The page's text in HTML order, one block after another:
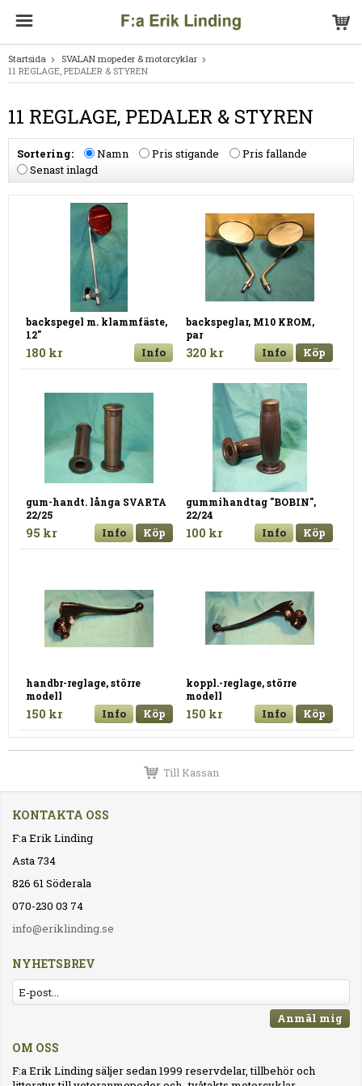
Startsida
SVALAN mopeder & motorcyklar
11 REGLAGE, PEDALER & STYREN
11 REGLAGE, PEDALER & STYREN
Sortering: Namn Pris stigande
Pris fallande
Senast inlagd
backspegel m. klammfäste,
12"
180 kr Info
backspeglar, M10 KROM,
par
320 kr Info Köp
gum-handt. långa SVARTA
22/25
95 kr Info Köp
gummihandtag "BOBIN",
22/24
100 kr Info Köp
handbr-reglage, större
modell
150 kr Info Köp
koppl.-reglage, större
modell
150 kr Info Köp
Till Kassan
KONTAKTA OSS
F:a Erik Linding
Asta 734
826 61 Söderala
070-230 03 74
info@eriklinding.se
NYHETSBREV
Anmäl mig
OM OSS
F:a Erik Linding säljer sedan 1999 reservdelar, tillbehör och